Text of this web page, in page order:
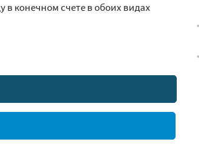
конечном счете в обоих видах